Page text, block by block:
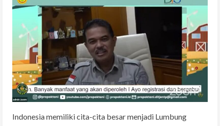
Indonesia memiliki cita-cita besar menjadi Lumbung